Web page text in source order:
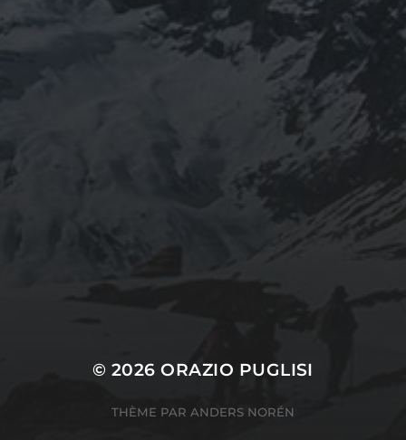
septembre 2024
© 2026ORAZIO PUGLISI
THÈME PAR ANDERS NORÉN